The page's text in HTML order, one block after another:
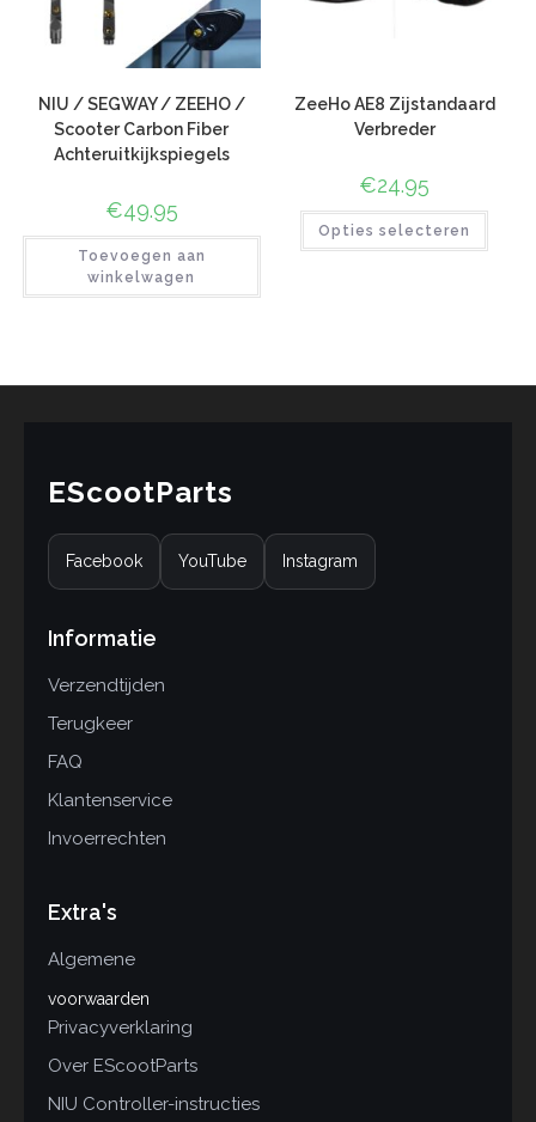
NIU / SEGWAY / ZEEHO /
Scooter Carbon Fiber
Achteruitkijkspiegels
€49.95
Toevoegen aan
winkelwagen
ZeeHo AE8 Zijstandaard
Verbreder
€24.95
Opties selecteren
EScootParts
Facebook YouTube Instagram
Informatie
Verzendtijden
Terugkeer
FAQ
Klantenservice
Invoerrechten
Extra's
Algemene
voorwaarden
Privacyverklaring
Over EScootParts
NIU Controller-instructies